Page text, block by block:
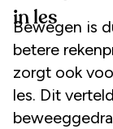
in les
Bewegen is
betere
zorgt ook
les. Dit